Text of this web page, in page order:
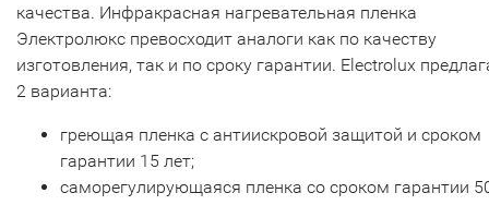
качества. Инфракрасная нагревательная пленка
Электролюкс превосходит аналоги как по качеству
изготовления, так и по сроку гарантии. Electrolux
2 варианта:
греющая пленка с антиискровой защитой и сроком
гарантии 15 лет;
саморегулирующаяся пленка со сроком гарантии